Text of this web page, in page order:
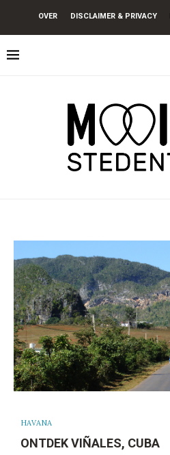
OVER DISCLAIMER & PRIVACY
HAVANA
ONTDEK VIÑALES, CUBA